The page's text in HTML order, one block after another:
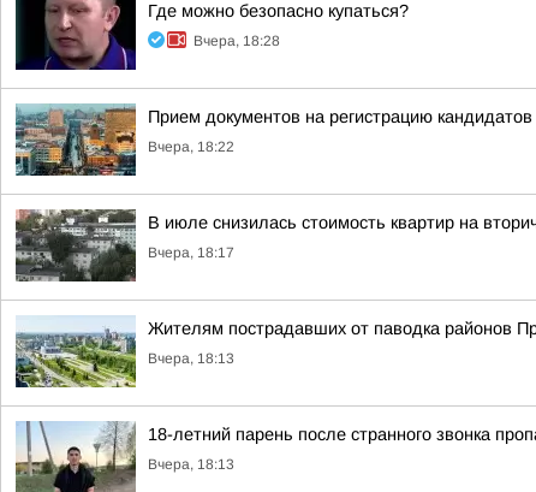
Где можно безопасно купаться?
Вчера, 18:28
Прием документов на регистрацию
Вчера, 18:22
В июле снизилась стоимость квартир на
Вчера, 18:17
Жителям пострадавших от паводка районов
Вчера, 18:13
18-летний парень после странного звонка
Вчера, 18:13